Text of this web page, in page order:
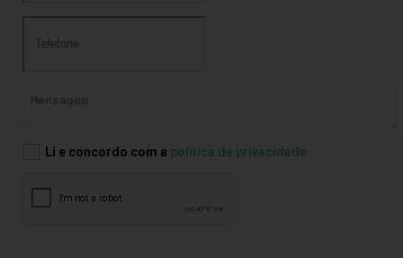
Li e concordo com a política de privacidade